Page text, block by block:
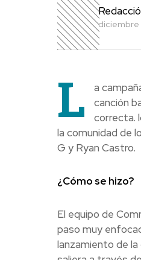
diciembre
L
a
canción
correcta.
la comunidad de
G y Ryan Castro.
¿Cómo se hizo?
El equipo de
paso muy
lanzamiento de